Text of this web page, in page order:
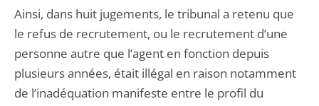
Ainsi, dans huit jugements, le tribunal a retenu que
le refus de recrutement, ou le recrutement d’une
personne autre que l’agent en fonction depuis
plusieurs années, était illégal en raison notamment
de l’inadéquation manifeste entre le profil du